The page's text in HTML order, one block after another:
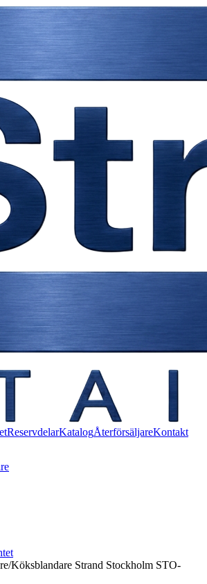
ReservdelarKatalogÅterförsäljareKontakt
/Köksblandare Strand Stockholm STO-